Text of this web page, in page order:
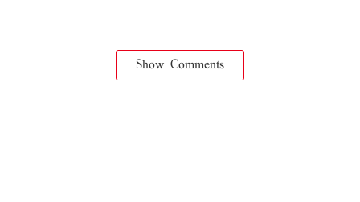
Show Comments